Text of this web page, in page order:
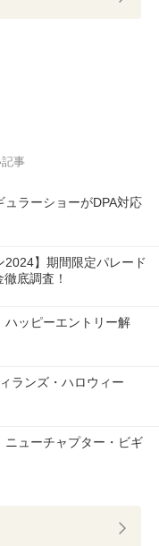
事
ュラーショーがDPA対応
2024】期間限定パレード
底調査！
ハッピーエントリー解
ランズ・ハロウィー
ューチャプター・ビギ